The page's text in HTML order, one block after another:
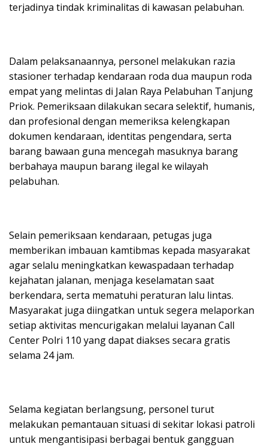
terjadinya tindak kriminalitas di kawasan pelabuhan.
Dalam pelaksanaannya, personel melakukan razia
stasioner terhadap kendaraan roda dua maupun roda
empat yang melintas di Jalan Raya Pelabuhan Tanjung
Priok. Pemeriksaan dilakukan secara selektif, humanis,
dan profesional dengan memeriksa kelengkapan
dokumen kendaraan, identitas pengendara, serta
barang bawaan guna mencegah masuknya barang
berbahaya maupun barang ilegal ke wilayah
pelabuhan.
Selain pemeriksaan kendaraan, petugas juga
memberikan imbauan kamtibmas kepada masyarakat
agar selalu meningkatkan kewaspadaan terhadap
kejahatan jalanan, menjaga keselamatan saat
berkendara, serta mematuhi peraturan lalu lintas.
Masyarakat juga diingatkan untuk segera melaporkan
setiap aktivitas mencurigakan melalui layanan Call
Center Polri 110 yang dapat diakses secara gratis
selama 24 jam.
Selama kegiatan berlangsung, personel turut
melakukan pemantauan situasi di sekitar lokasi patroli
untuk mengantisipasi berbagai bentuk gangguan